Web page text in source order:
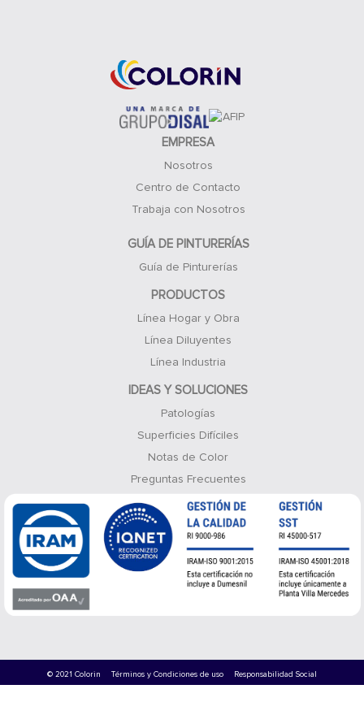
EMPRESA
Nosotros
Centro de Contacto
Trabaja con Nosotros
GUÍA DE PINTURERÍAS
Guía de Pinturerías
PRODUCTOS
Línea Hogar y Obra
Línea Diluyentes
Línea Industria
IDEAS Y SOLUCIONES
Patologías
Superficies Difíciles
Notas de Color
Preguntas Frecuentes
© 2021 Colorin Términos y Condiciones de uso Responsabilidad Social